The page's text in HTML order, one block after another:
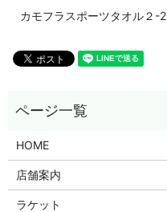
カモフラスポーツタオル２-2
HOME
店舗案内
ラケット